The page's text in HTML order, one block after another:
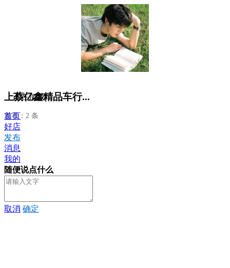
上蔡亿鑫精品车行...
发布：2 条
正在加载...
首页
好店
发布
消息
我的
随便说点什么
取消 确定